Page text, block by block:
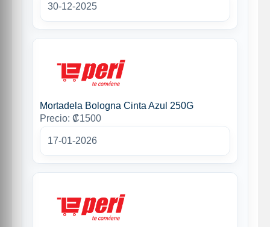
30-12-2025
Mortadela Bologna Cinta Azul 250G
Precio: ₡1500
17-01-2026